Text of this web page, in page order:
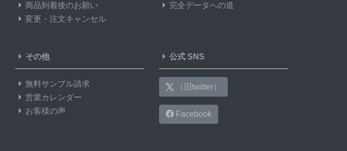
商品到着後のお願い
変更・注文キャンセル
完全データへの道
その他
無料サンプル請求
営業カレンダー
お客様の声
公式 SNS
（旧twitter）
Facebook